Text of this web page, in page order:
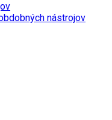
nástrojov